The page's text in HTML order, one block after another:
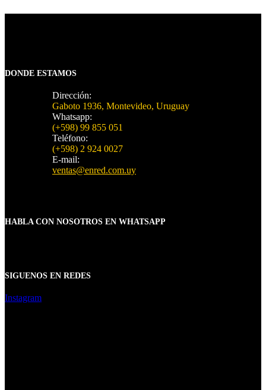
DONDE ESTAMOS
Dirección:
Gaboto 1936, Montevideo, Uruguay
Whatsapp:
(+598) 99 855 051
Teléfono:
(+598) 2 924 0027
E-mail:
ventas@enred.com.uy
HABLA CON NOSOTROS EN WHATSAPP
SIGUENOS EN REDES
Instagram